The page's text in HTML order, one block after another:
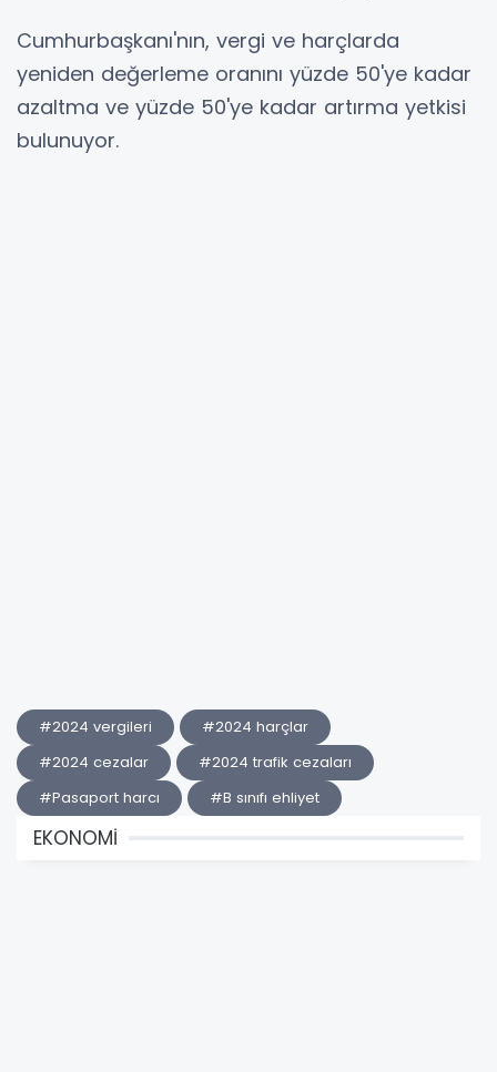
Cumhurbaşkanı'nın, vergi ve harçlarda
yeniden değerleme oranını yüzde 50'ye kadar
azaltma ve yüzde 50'ye kadar artırma yetkisi
bulunuyor.
#2024 vergileri
#2024 harçlar
#2024 cezalar
#2024 trafik cezaları
#Pasaport harcı
#B sınıfı ehliyet
EKONOMİ